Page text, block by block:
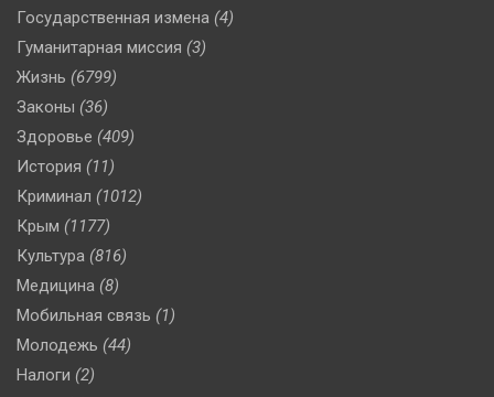
Государственная измена (4)
Гуманитарная миссия (3)
Жизнь (6799)
Законы (36)
Здоровье (409)
История (11)
Криминал (1012)
Крым (1177)
Культура (816)
Медицина (8)
Мобильная связь (1)
Молодежь (44)
Налоги (2)